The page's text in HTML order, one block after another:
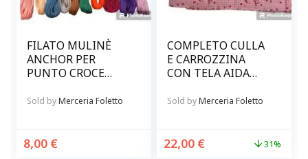
FILATO MULINÈ
ANCHOR PER
PUNTO CROCE
MATASSINE
Sold byMerceria Foletto
8,00 €
COMPLETO CULLA
E CARROZZINA
CON TELA AIDA
Sold byMerceria Foletto
22,00 € 31%